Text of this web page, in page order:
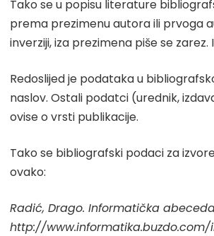
Tako se u popisu literature
prema prezimenu autora ili prvoga
inverziji, iza prezimena piše se
Redoslijed je podataka u
naslov. Ostali podatci (urednik,
ovise o vrsti publikacije.
Tako se bibliografski podaci za
ovako:
Radić, Drago. Informatička
http://www.informatika.buzdo.com/